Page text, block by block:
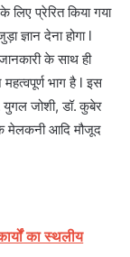
लिए प्रेरित किया गया
ज्ञान देना होगा l
के साथ ही
भाग है l इस
युगल जोशी, डॉ. कुबेर
मेलकनी आदि मौजूद
का स्थलीय